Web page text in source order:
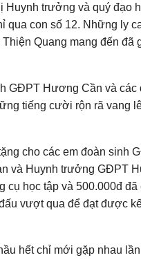
Huynh trưởng và quý đạo
qua con số 12. Những ly
Quang mang đến đã
GĐPT Hương Cần và các
tiếng cười rộn rã vang
cho các em đoàn sinh
và Huynh trưởng GĐPT
cụ học tập và 500.000đ
vượt qua để đạt được
hết chỉ mới gặp nhau